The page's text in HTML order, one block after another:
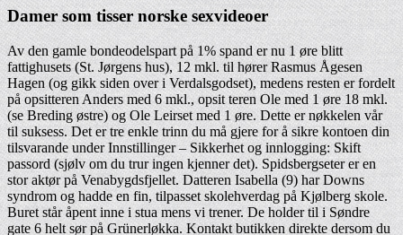
Damer som tisser norske sexvideoer
Av den gamle bondeodelspart på 1% spand er nu 1 øre blitt
fattighusets (St. Jørgens hus), 12 mkl. til hører Rasmus Ågesen
Hagen (og gikk siden over i Verdalsgodset), medens resten er fordelt
på opsitteren Anders med 6 mkl., opsit teren Ole med 1 øre 18 mkl.
(se Breding østre) og Ole Leirset med 1 øre. Dette er nøkkelen vår
til suksess. Det er tre enkle trinn du må gjere for å sikre kontoen din
tilsvarande under Innstillinger – Sikkerhet og innlogging: Skift
passord (sjølv om du trur ingen kjenner det). Spidsbergseter er en
stor aktør på Venabygdsfjellet. Datteren Isabella (9) har Downs
syndrom og hadde en fin, tilpasset skolehverdag på Kjølberg skole.
Buret står åpent inne i stua mens vi trener. De holder til i Søndre
gate 6 helt sør på Grünerløkka. Kontakt butikken direkte dersom du